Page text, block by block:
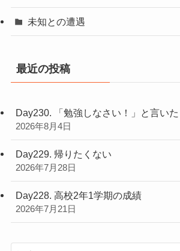
未知との遭遇
最近の投稿
Day230. 「勉強しなさい！」と言い
2026年8月4日
Day229. 帰りたくない
2026年7月28日
Day228. 高校2年1学期の成績
2026年7月21日